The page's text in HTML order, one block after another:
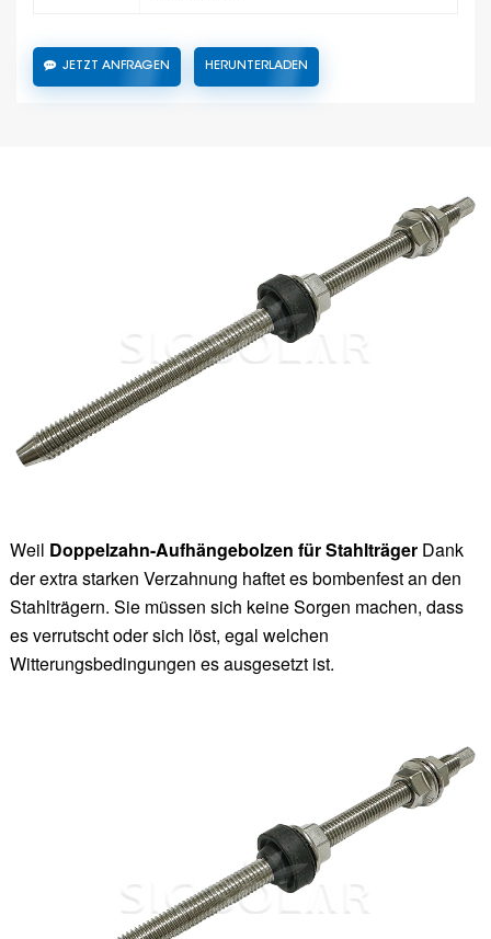
JETZT ANFRAGEN HERUNTERLADEN
Weil Doppelzahn-Aufhängebolzen für Stahlträger Dank
der extra starken Verzahnung haftet es bombenfest an den
Stahlträgern. Sie müssen sich keine Sorgen machen, dass
es verrutscht oder sich löst, egal welchen
Witterungsbedingungen es ausgesetzt ist.